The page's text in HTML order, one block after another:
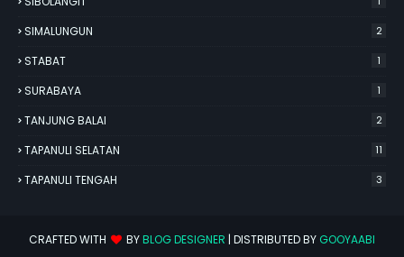
SIMALUNGUN 2
STABAT 1
SURABAYA 1
TANJUNG BALAI 2
TAPANULI SELATAN 11
TAPANULI TENGAH 3
CRAFTED WITH BYBLOG DESIGNER | DISTRIBUTED BY GOOYAABI